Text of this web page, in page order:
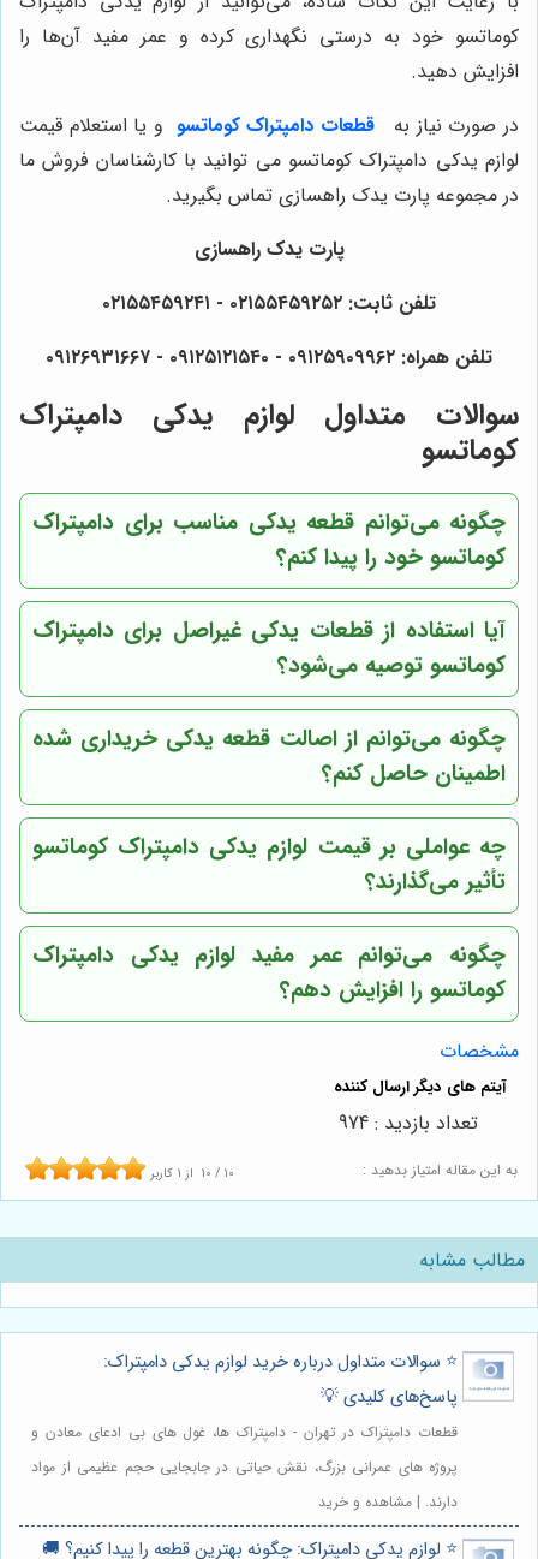
کوماتسو خود به درستی نگهداری کرده و عمر مفید آن‌ها را
افزایش دهید.
در صورت نیاز به
قطعات دامپتراک کوماتسو و یا استعلام قیمت
لوازم یدکی دامپتراک کوماتسو می توانید با کارشناسان فروش ما
در مجموعه پارت یدک راهسازی تماس بگیرید.
پارت یدک راهسازی
تلفن ثابت: ۰۲۱۵۵۴۵۹۲۵۲ - ۰۲۱۵۵۴۵۹۲۴۱
تلفن همراه: ۰۹۱۲۵۹۰۹۹۶۲ - ۰۹۱۲۵۱۲۱۵۴۰ - ۰۹۱۲۶۹۳۱۶۶۷
سوالات متداول لوازم یدکی دامپتراک
کوماتسو
چگونه می‌توانم قطعه یدکی مناسب برای دامپتراک
کوماتسو خود را پیدا کنم؟
آیا استفاده از قطعات یدکی غیراصل برای دامپتراک
کوماتسو توصیه می‌شود؟
چگونه می‌توانم از اصالت قطعه یدکی خریداری شده
اطمینان حاصل کنم؟
چه عواملی بر قیمت لوازم یدکی دامپتراک کوماتسو
تأثیر می‌گذارند؟
چگونه می‌توانم عمر مفید لوازم یدکی دامپتراک
کوماتسو را افزایش دهم؟
مشخصات
به این مقاله امتیاز بدهید : 10 / 10 از 1 کاربر
تعداد بازدید : 974
مطالب مشابه
⭐️ سوالات متداول درباره خرید لوازم یدکی دامپتراک:
پاسخ‌های کلیدی 💡
قطعات دامپتراک در تهران - دامپتراک ها، غول های بی ادعای معادن و
پروژه های عمرانی بزرگ، نقش حیاتی در جابجایی حجم عظیمی از مواد
دارند. | مشاهده و خرید
⭐️ لوازم یدکی دامپتراک: چگونه بهترین قطعه را پیدا کنیم؟ 🚚